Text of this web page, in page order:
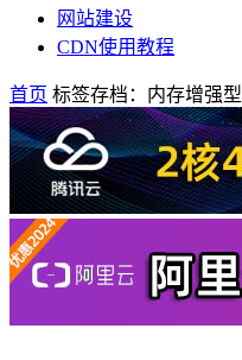
网站建设
CDN使用教程
首页 标签存档：内存增强型